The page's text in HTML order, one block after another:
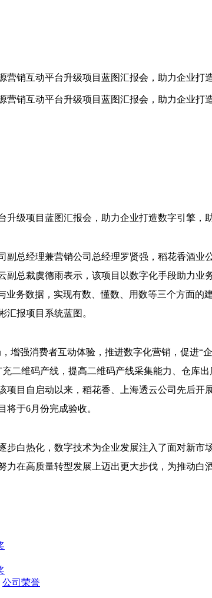
营销互动平台升级项目蓝图汇报会，助力企业打
营销互动平台升级项目蓝图汇报会，助力企业打
级项目蓝图汇报会，助力企业打造数字引擎，
总经理兼营销公司总经理罗贤强，稻花香酒
总裁虞德雨表示，该项目以数字化手段助力
务数据，实现有数、懂数、用数等三个方面的
汇报项目系统蓝图。
增强消费者互动体验，推进数字化营销，促进
二维码产线，提高二维码产线采集能力、仓库
目自启动以来，稻花香、上海透云公司先后
于6月份完成验收。
白热化，数字技术为企业发展注入了面对新
在高质量转型发展上迈出更大步伐，为推动白
公司荣誉